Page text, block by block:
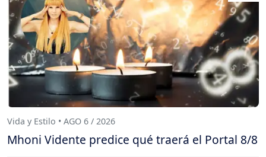
Vida y Estilo • AGO 6 / 2026
Mhoni Vidente predice qué traerá el Portal 8/8